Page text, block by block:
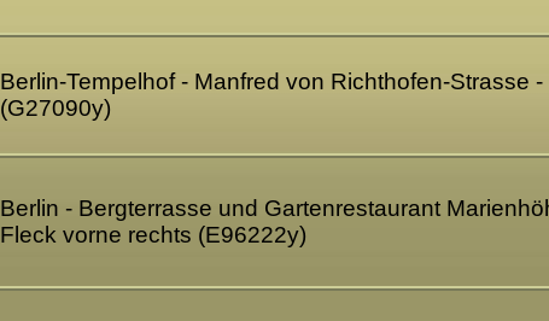
Berlin-Tempelhof - Manfred von Richthofen-Strasse
(G27090y)
Berlin - Bergterrasse und Gartenrestaurant
Fleck vorne rechts (E96222y)